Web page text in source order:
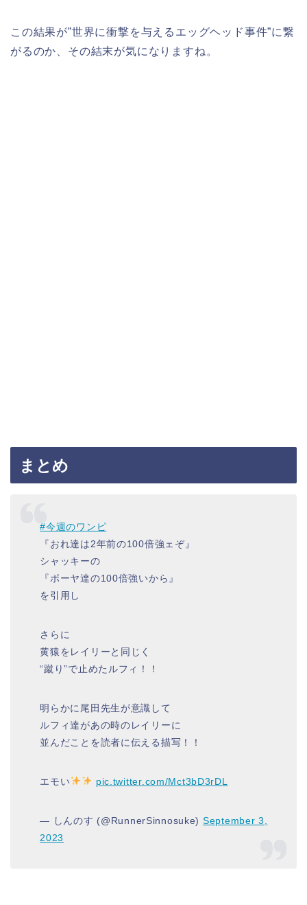
この結果が”世界に衝撃を与えるエッグヘッド事件”に繋
がるのか、その結末が気になりますね。
まとめ
#今週のワンピ
『おれ達は2年前の100倍強ェぞ』
シャッキーの
『ボーヤ達の100倍強いから』
を引用し
さらに
黄猿をレイリーと同じく
“蹴り”で止めたルフィ！！
明らかに尾田先生が意識して
ルフィ達があの時のレイリーに
並んだことを読者に伝える描写！！
エモい pic.twitter.com/Mct3bD3rDL
— しんのす (@RunnerSinnosuke) September 3,
2023